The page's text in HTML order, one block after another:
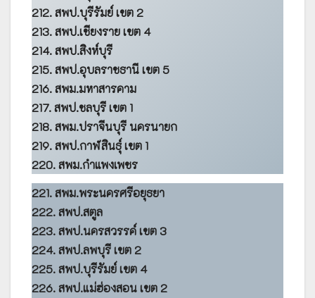
212. สพป.บุรีรัมย์ เขต 2
213. สพป.เชียงราย เขต 4
214. สพป.สิงห์บุรี
215. สพป.อุบลราชธานี เขต 5
216. สพม.มหาสารคาม
217. สพป.ชลบุรี เขต 1
218. สพม.ปราจีนบุรี นครนายก
219. สพป.กาฬสินธุ์ เขต 1
220. สพม.กำแพงเพชร
221. สพม.พระนครศรีอยุธยา
222. สพป.สตูล
223. สพป.นครสวรรค์ เขต 3
224. สพป.ลพบุรี เขต 2
225. สพป.บุรีรัมย์ เขต 4
226. สพป.แม่ฮ่องสอน เขต 2